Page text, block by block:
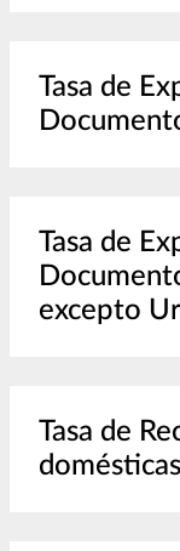
Tasa de
Tasa de Expedición de
excepto
Tasa de
domésticas